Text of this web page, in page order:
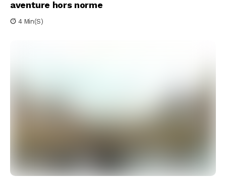
aventure hors norme
4 Min(s)